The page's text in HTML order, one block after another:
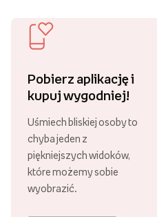
Pobierz aplikację i
kupuj wygodniej!
Uśmiech bliskiej osoby to
chyba jeden z
piękniejszych widoków,
które możemy sobie
wyobrazić.